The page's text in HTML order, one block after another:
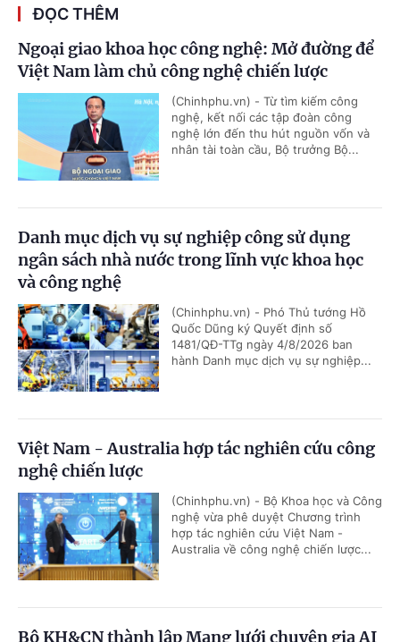
ĐỌC THÊM
Ngoại giao khoa học công nghệ: Mở đường để
Việt Nam làm chủ công nghệ chiến lược
(Chinhphu.vn) - Từ tìm kiếm công
nghệ, kết nối các tập đoàn công
nghệ lớn đến thu hút nguồn vốn và
nhân tài toàn cầu, Bộ trưởng Bộ...
Danh mục dịch vụ sự nghiệp công sử dụng
ngân sách nhà nước trong lĩnh vực khoa học
và công nghệ
(Chinhphu.vn) - Phó Thủ tướng Hồ
Quốc Dũng ký Quyết định số
1481/QĐ-TTg ngày 4/8/2026 ban
hành Danh mục dịch vụ sự nghiệp...
Việt Nam - Australia hợp tác nghiên cứu công
nghệ chiến lược
(Chinhphu.vn) - Bộ Khoa học và Công
nghệ vừa phê duyệt Chương trình
hợp tác nghiên cứu Việt Nam -
Australia về công nghệ chiến lược...
Bộ KH&CN thành lập Mạng lưới chuyên gia AI